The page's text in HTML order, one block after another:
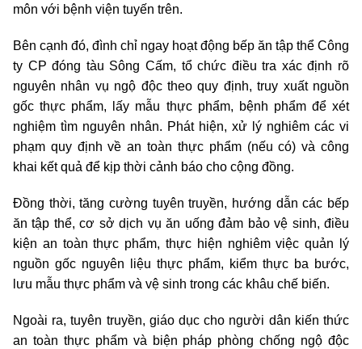
môn với bệnh viện tuyến trên.
Bên cạnh đó, đình chỉ ngay hoạt động bếp ăn tập thể Công
ty CP đóng tàu Sông Cấm, tổ chức điều tra xác định rõ
nguyên nhân vụ ngộ độc theo quy định, truy xuất nguồn
gốc thực phẩm, lấy mẫu thực phẩm, bệnh phẩm để xét
nghiệm tìm nguyên nhân. Phát hiện, xử lý nghiêm các vi
phạm quy định về an toàn thực phẩm (nếu có) và công
khai kết quả để kịp thời cảnh báo cho cộng đồng.
Đồng thời, tăng cường tuyên truyền, hướng dẫn các bếp
ăn tập thể, cơ sở dịch vụ ăn uống đảm bảo vệ sinh, điều
kiện an toàn thực phẩm, thực hiện nghiêm việc quản lý
nguồn gốc nguyên liệu thực phẩm, kiểm thực ba bước,
lưu mẫu thực phẩm và vệ sinh trong các khâu chế biến.
Ngoài ra, tuyên truyền, giáo dục cho người dân kiến thức
an toàn thực phẩm và biện pháp phòng chống ngộ độc